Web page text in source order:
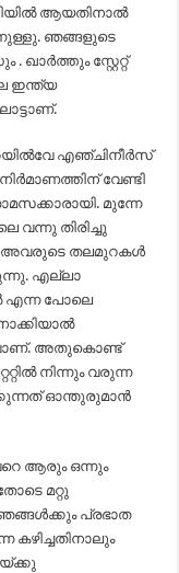
ആയതിനാൽ
ഞങ്ങളുടെ
സ്റ്റേറ്റ്
ഇന്ത്യ
എഞ്ചിനീർസ്
വേണ്ടി
മുന്നേ
വന്നു തിരിച്ചു
അവരുടെ തലമുറകൾ
എല്ലാ
പോലെ
അതുകൊണ്ട്
നിന്നും വരുന്ന
ഓന്തുരുമാൻ
ആരും ഒന്നും
മറ്റു
പ്രഭാത
കഴിച്ചതിനാലും